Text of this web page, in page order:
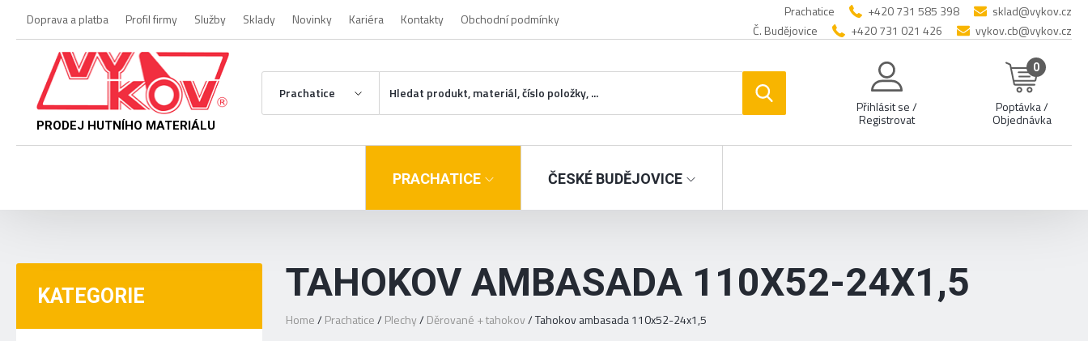
Doprava a platba Profil firmy Služby Sklady Novinky Kariéra Kontakty Obchodní podmínky Prachatice +420 731 585 398
sklad@vykov.cz
Č. Budějovice
+420 731 021 426 vykov.cb@vykov.cz
PRODEJ HUTNÍHO MATERIÁLU
Prachatice
Přihlásit se /
Registrovat
0
Poptávka /
Objednávka
PRACHATICE ČESKÉ BUDĚJOVICE
KATEGORIE TAHOKOV AMBASADA 110X52-24X1,5
Home/ Prachatice/ Plechy/ Děrované + tahokov/Tahokov ambasada 110x52-24x1,5